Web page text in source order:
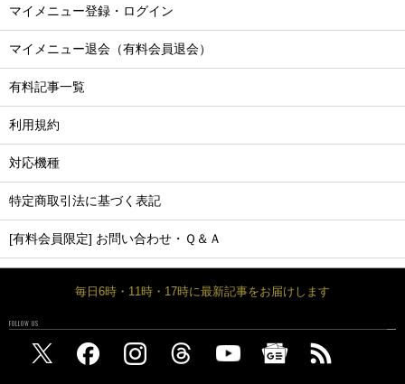
マイメニュー登録・ログイン
マイメニュー退会（有料会員退会）
有料記事一覧
利用規約
対応機種
特定商取引法に基づく表記
[有料会員限定] お問い合わせ・Ｑ＆Ａ
毎日6時・11時・17時に最新記事をお届けします
FOLLOW US